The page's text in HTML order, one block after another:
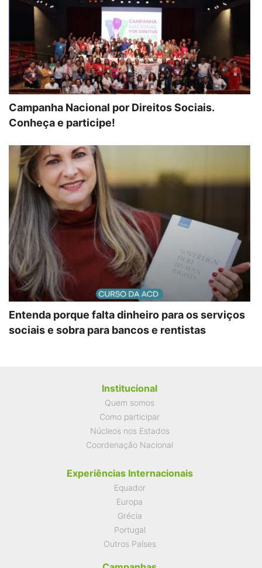
Campanha Nacional por Direitos Sociais.
Conheça e participe!
Entenda porque falta dinheiro para os serviços
sociais e sobra para bancos e rentistas
Institucional
Quem somos
Como participar
Núcleos nos Estados
Coordenação Nacional
Experiências Internacionais
Equador
Europa
Grécia
Portugal
Outros Países